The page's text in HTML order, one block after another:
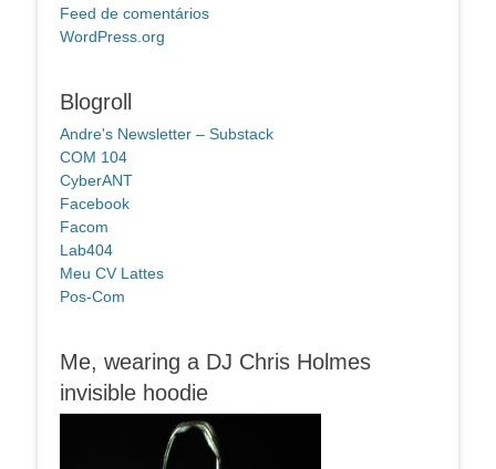
Feed de comentários
WordPress.org
Blogroll
Andre's Newsletter – Substack
COM 104
CyberANT
Facebook
Facom
Lab404
Meu CV Lattes
Pos-Com
Me, wearing a DJ Chris Holmes
invisible hoodie